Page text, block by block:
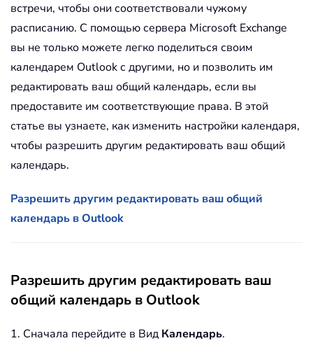
встречи, чтобы они соответствовали чужому
расписанию. С помощью сервера Microsoft Exchange
вы не только можете легко поделиться своим
календарем Outlook с другими, но и позволить им
редактировать ваш общий календарь, если вы
предоставите им соответствующие права. В этой
статье вы узнаете, как изменить настройки календаря,
чтобы разрешить другим редактировать ваш общий
календарь.
Разрешить другим редактировать ваш общий
календарь в Outlook
Разрешить другим редактировать ваш
общий календарь в Outlook
1. Сначала перейдите в Вид Календарь.